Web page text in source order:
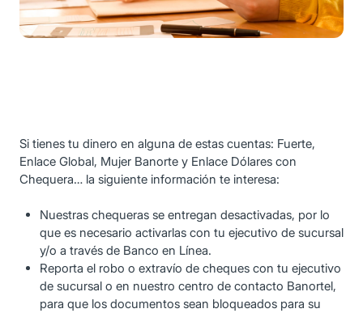
Si tienes tu dinero en alguna de estas cuentas: Fuerte,
Enlace Global, Mujer Banorte y Enlace Dólares con
Chequera… la siguiente información te interesa:
Nuestras chequeras se entregan desactivadas, por lo
que es necesario activarlas con tu ejecutivo de sucursal
y/o a través de Banco en Línea.
Reporta el robo o extravío de cheques con tu ejecutivo
de sucursal o en nuestro centro de contacto Banortel,
para que los documentos sean bloqueados para su